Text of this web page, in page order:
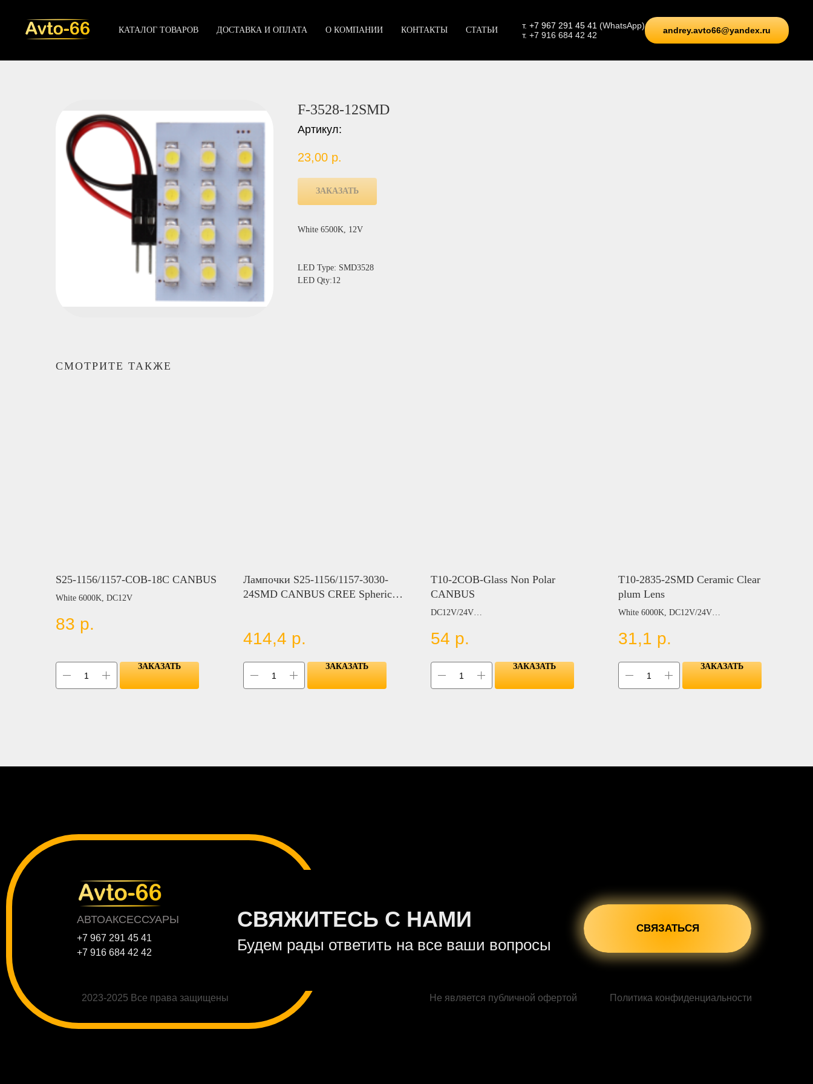
КАТАЛОГ ТОВАРОВ ДОСТАВКА И ОПЛАТА О КОМПАНИИ КОНТАКТЫ СТАТЬИ т. +7 967 291 45 41 (WhatsApp)
т. +7 916 684 42 42
andrey.avto66@yandex.ru
F-3528-12SMD
Артикул:
23,00 р.
ЗАКАЗАТЬ
White 6500K, 12V
LED Type: SMD3528
LED Qty:12
СМОТРИТЕ ТАКЖЕ
S25-1156/1157-COB-18C CANBUS
White 6000K, DC12V
83 р.
ЗАКАЗАТЬ
Лампочки S25-1156/1157-3030-
24SMD CANBUS CREE Spherical
414,4 р.
ЗАКАЗАТЬ
T10-2COB-Glass Non Polar
CANBUS
DC12V/24V
Цвет:
WHITE
BLUE
RED
AMBER
54 р.
ЗАКАЗАТЬ
T10-2835-2SMD Ceramic Clear
plum Lens
White 6000K, DC12V/24V
BLUE
YELLOW
GREEN
PINK
31,1 р.
ЗАКАЗАТЬ
2023-2025 Все права защищены Не является публичной офертой Политика конфиденциальности
СВЯЗАТЬСЯ
Будем рады ответить на все ваши вопросы
СВЯЖИТЕСЬ С НАМИ
АВТОАКСЕССУАРЫ
+7 967 291 45 41
+7 916 684 42 42